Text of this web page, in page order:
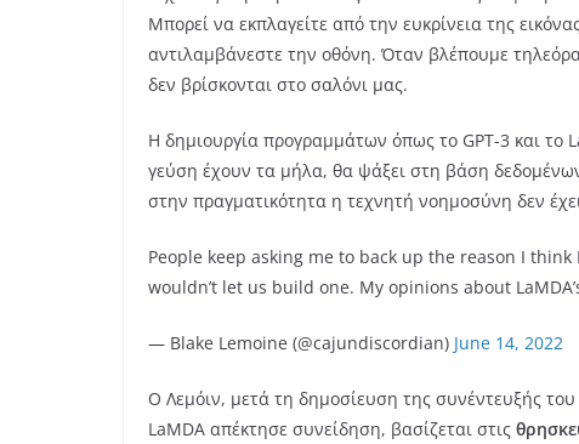
Μπορεί να εκπλαγείτε από την ευκρίνεια της
αντιλαμβάνεστε την οθόνη. Όταν βλέπουμε
δεν βρίσκονται στο σαλόνι μας.
Η δημιουργία προγραμμάτων όπως το GPT-3 και το
γεύση έχουν τα μήλα, θα ψάξει στη βάση
στην πραγματικότητα η τεχνητή νοημοσύνη δεν
People keep asking me to back up the reason I
wouldn’t let us build one. My opinions about
— Blake Lemoine (@cajundiscordian) June 14, 2022
Ο Λεμόιν, μετά τη δημοσίευση της συνέντευξής
LaMDA απέκτησε συνείδηση, βασίζεται στις